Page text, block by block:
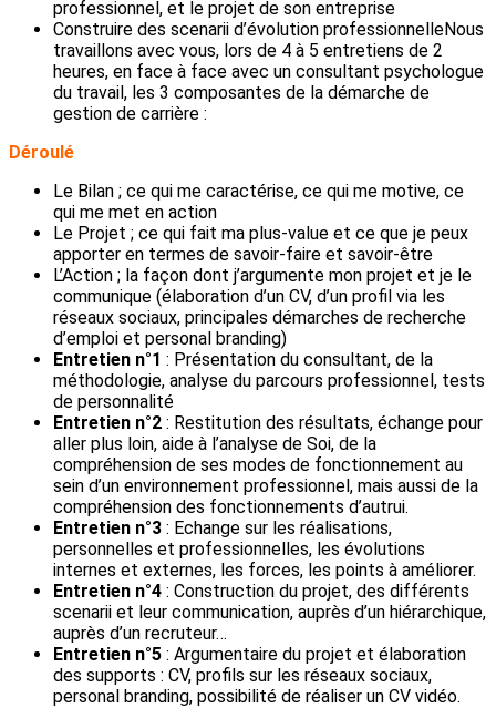
professionnel, et le projet de son entreprise
Construire des scenarii d’évolution professionnelleNous
travaillons avec vous, lors de 4 à 5 entretiens de 2
heures, en face à face avec un consultant psychologue
du travail, les 3 composantes de la démarche de
gestion de carrière :
Déroulé
Le Bilan ; ce qui me caractérise, ce qui me motive, ce
qui me met en action
Le Projet ; ce qui fait ma plus-value et ce que je peux
apporter en termes de savoir-faire et savoir-être
L’Action ; la façon dont j’argumente mon projet et je le
communique (élaboration d’un CV, d’un profil via les
réseaux sociaux, principales démarches de recherche
d’emploi et personal branding)
Entretien n°1 : Présentation du consultant, de la
méthodologie, analyse du parcours professionnel, tests
de personnalité
Entretien n°2 : Restitution des résultats, échange pour
aller plus loin, aide à l’analyse de Soi, de la
compréhension de ses modes de fonctionnement au
sein d’un environnement professionnel, mais aussi de la
compréhension des fonctionnements d’autrui.
Entretien n°3 : Echange sur les réalisations,
personnelles et professionnelles, les évolutions
internes et externes, les forces, les points à améliorer.
Entretien n°4 : Construction du projet, des différents
scenarii et leur communication, auprès d’un hiérarchique,
auprès d’un recruteur…
Entretien n°5 : Argumentaire du projet et élaboration
des supports : CV, profils sur les réseaux sociaux,
personal branding, possibilité de réaliser un CV vidéo.